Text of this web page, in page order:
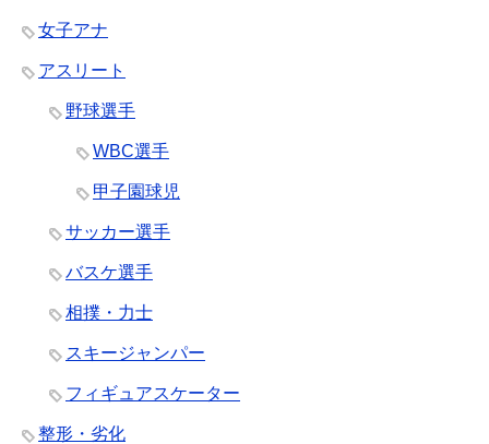
女子アナ
アスリート
野球選手
WBC選手
甲子園球児
サッカー選手
バスケ選手
相撲・力士
スキージャンパー
フィギュアスケーター
整形・劣化